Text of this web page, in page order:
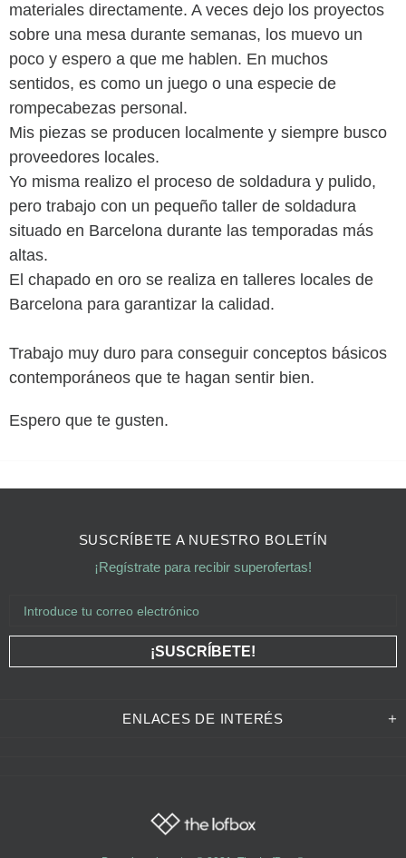
materiales directamente. A veces dejo los proyectos
sobre una mesa durante semanas, los muevo un
poco y espero a que me hablen. En muchos
sentidos, es como un juego o una especie de
rompecabezas personal.
Mis piezas se producen localmente y siempre busco
proveedores locales.
Yo misma realizo el proceso de soldadura y pulido,
pero trabajo con un pequeño taller de soldadura
situado en Barcelona durante las temporadas más
altas.
El chapado en oro se realiza en talleres locales de
Barcelona para garantizar la calidad.
Trabajo muy duro para conseguir conceptos básicos
contemporáneos que te hagan sentir bien.
Espero que te gusten.
ENLACES DE INTERÉS
SUSCRÍBETE A NUESTRO BOLETÍN
¡Regístrate para recibir superofertas!